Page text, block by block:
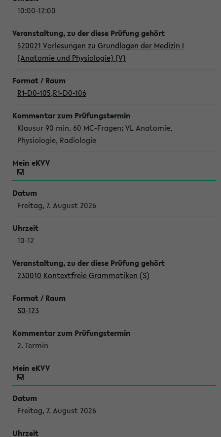
10:00-12:00
520021 Vorlesungen zu Grundlagen der Medizin I
(Anatomie und Physiologie) (V)
R1-D0-105,R1-D0-106
Klausur 90 min. 60 MC-Fragen; VL Anatomie,
Physiologie, Radiologie
Freitag, 7. August 2026
10-12
230010 Kontextfreie Grammatiken (S)
S0-123
2. Termin
Freitag, 7. August 2026